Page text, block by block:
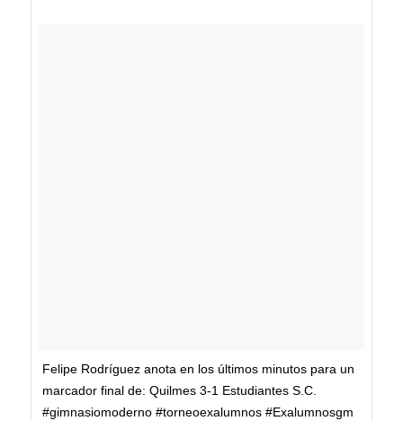
Felipe Rodríguez anota en los últimos minutos para un
marcador final de: Quilmes 3-1 Estudiantes S.C.
#gimnasiomoderno #torneoexalumnos #Exalumnosgm